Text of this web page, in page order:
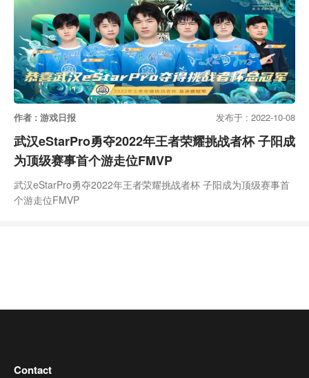
作者 : 游戏日报 发布于 : 2022-10-08
武汉eStarPro勇夺2022年王者荣耀挑战者杯 子阳成
为顶级赛事首个游走位FMVP
武汉eStarPro勇夺2022年王者荣耀挑战者杯 子阳成为顶级赛事首
个游走位FMVP
Contact